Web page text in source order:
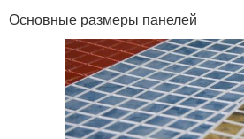
Основные размеры панелей